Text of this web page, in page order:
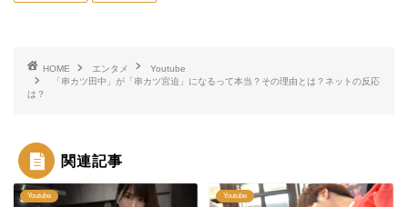
HOME エンタメ
Youtube
「串カツ田中」が「串カツ宮迫」になるって本当？その理由とは？ネットの反応
は？
関連記事
Youtube Youtube